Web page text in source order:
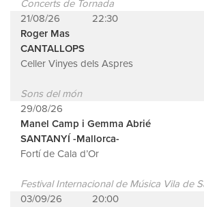
Concerts de Tornada
21/08/26
22:30
Roger Mas
CANTALLOPS
Celler Vinyes dels Aspres
Sons del món
29/08/26
Manel Camp i Gemma Abrié
SANTANYÍ -Mallorca-
Fortí de Cala d’Or
Festival Internacional de Música Vila de
03/09/26
20:00